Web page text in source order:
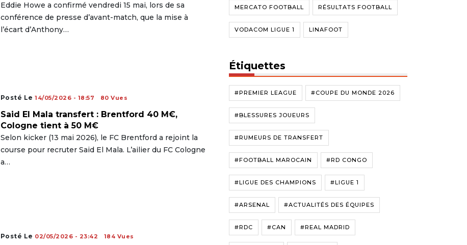
Eddie Howe a confirmé vendredi 15 mai, lors de sa
conférence de presse d’avant-match, que la mise à
l’écart d’Anthony…
Posté Le14/05/2026 - 18:57 80 Vues
Said El Mala transfert : Brentford 40 M€,
Cologne tient à 50 M€
Selon kicker (13 mai 2026), le FC Brentford a rejoint la
course pour recruter Said El Mala. L’ailier du FC Cologne
a…
Posté Le 02/05/2026 - 23:42 184 Vues
MERCATO FOOTBALL RÉSULTATS FOOTBALL
VODACOM LIGUE 1 LINAFOOT
Étiquettes
#PREMIER LEAGUE #COUPE DU MONDE 2026
#BLESSURES JOUEURS
#RUMEURS DE TRANSFERT
#FOOTBALL MAROCAIN #RD CONGO
#LIGUE DES CHAMPIONS #LIGUE 1
#ARSENAL #ACTUALITÉS DES ÉQUIPES
#RDC #CAN #REAL MADRID